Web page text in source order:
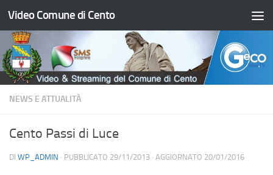
Salta al contenuto
Video Comune di Cento
NEWS E ATTUALITÀ
Cento Passi di Luce
DI WP_ADMIN · PUBBLICATO 29/11/2013 · AGGIORNATO 20/01/2016